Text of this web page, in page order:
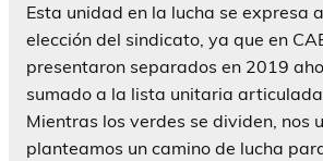
Esta unidad en la lucha se expresa
elección del sindicato, ya que en
presentaron separados en 2019
sumado a la lista unitaria
Mientras los verdes se dividen, nos
planteamos un camino de lucha